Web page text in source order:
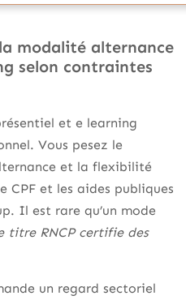
modalité alternance
selon contraintes
et e learning
Vous pesez le
et la flexibilité
CPF et les aides publiques
Il est rare qu’un mode
titre RNCP certifie des
un regard sectoriel